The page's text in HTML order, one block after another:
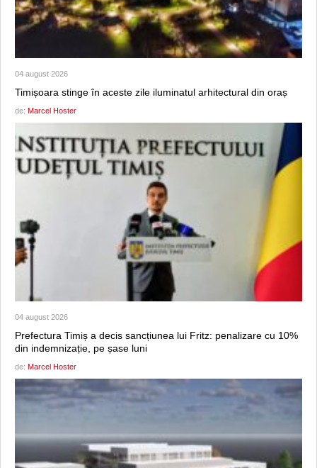
04 august 2026
Timișoara stinge în aceste zile iluminatul arhitectural din oraș
de: Marcel Hoster
04 august 2026
Prefectura Timiș a decis sancțiunea lui Fritz: penalizare cu 10%
din indemnizație, pe șase luni
de: Marcel Hoster